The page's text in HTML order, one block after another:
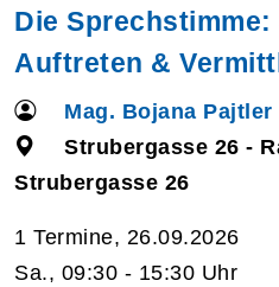
Die
Auftreten &
Mag. Bojana Pajtler
Strubergasse 26 -
Strubergasse 26
1 Termine, 26.09.2026
Sa., 09:30 - 15:30 Uhr